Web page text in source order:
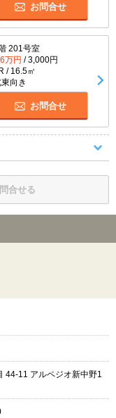
お問合せ
201号室
万円 / 3,000円
/ 16.5㎡
向き
お問合せ
合せる
44-11 アルペジオ新中野1